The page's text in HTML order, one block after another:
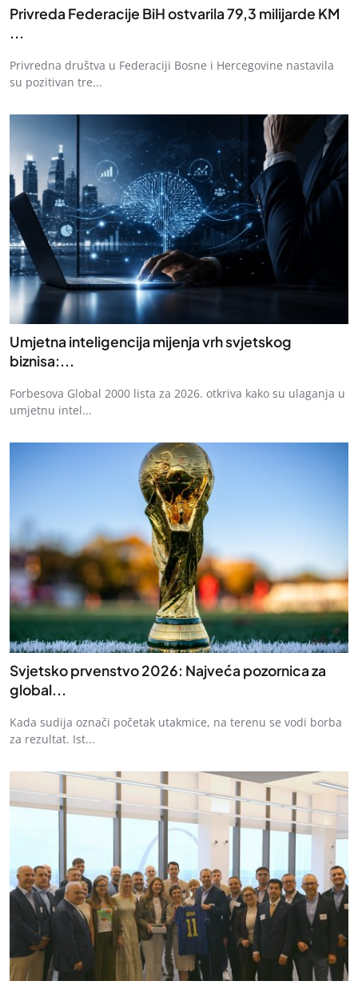
Privreda Federacije BiH ostvarila 79,3 milijarde KM
...
Privredna društva u Federaciji Bosne i Hercegovine nastavila
su pozitivan tre...
Umjetna inteligencija mijenja vrh svjetskog
biznisa:...
Forbesova Global 2000 lista za 2026. otkriva kako su ulaganja u
umjetnu intel...
Svjetsko prvenstvo 2026: Najveća pozornica za
global...
Kada sudija označi početak utakmice, na terenu se vodi borba
za rezultat. Ist...